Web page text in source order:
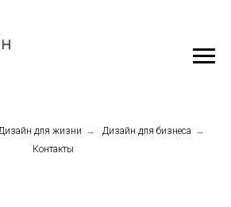
для жизни → Дизайн для бизнеса →
Контакты